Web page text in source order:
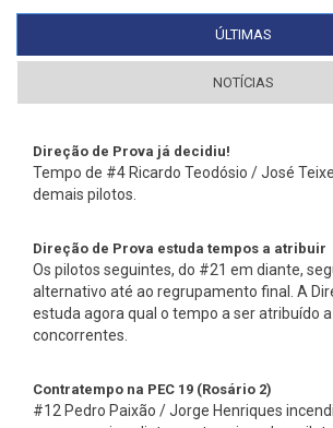
ÚLTIMAS
NOTÍCIAS
Direção de Prova já decidiu!
Tempo de #4 Ricardo Teodósio / José
demais pilotos.
Direção de Prova estuda tempos a atribuir
Os pilotos seguintes, do #21 em diante,
alternativo até ao regrupamento final. A
estuda agora qual o tempo a ser atribuído
concorrentes.
Contratempo na PEC 19 (Rosário 2)
#12 Pedro Paixão / Jorge Henriques